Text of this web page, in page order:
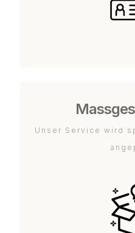
Unser Service wird